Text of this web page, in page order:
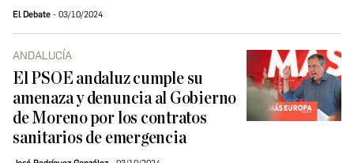
El Debate 03/10/2024
ANDALUCÍA
El PSOE andaluz cumple su
amenaza y denuncia al Gobierno
de Moreno por los contratos
sanitarios de emergencia